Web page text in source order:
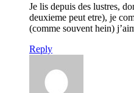
Je lis depuis des lustres,
deuxieme peut etre), je
(comme souvent hein)
Reply